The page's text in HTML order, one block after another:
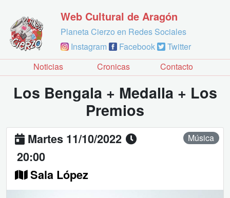
Web Cultural de Aragón
Planeta Cierzo en Redes Sociales
Instagram
Facebook
Twitter
Noticias
Cronicas Contacto
Los Bengala + Medalla + Los
Premios
Martes 11/10/2022
20:00
Sala López
Música